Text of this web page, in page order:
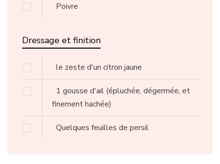
Poivre
Dressage et finition
le zeste d'un citron jaune
1 gousse d'ail (épluchée, dégermée, et
finement hachée)
Quelques feuilles de persil